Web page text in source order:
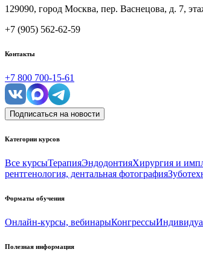
129090, город Москва, пер. Васнецова, д. 7,
+7 (905) 562-62-59
Контакты
+7 800 700-15-61
Подписаться на новости
Категории курсов
Все курсыТерапияЭндодонтияХирургия и
рентгенология, дентальная фотография
Форматы обучения
Онлайн-курсы, вебинарыКонгрессы
Полезная информация